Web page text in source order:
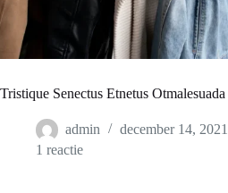
Tristique Senectus Etnetus Otmalesuada
admin december 14, 2021
1 reactie